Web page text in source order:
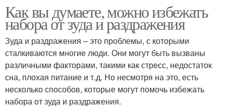
Как вы думаете, можно избежать
набора от зуда и раздражения
Зуда и раздражения – это проблемы, с которыми
сталкиваются многие люди. Они могут быть вызваны
различными факторами, такими как стресс, недостаток
сна, плохая питание и т.д. Но несмотря на это, есть
несколько способов, которые могут помочь избежать
набора от зуда и раздражения.